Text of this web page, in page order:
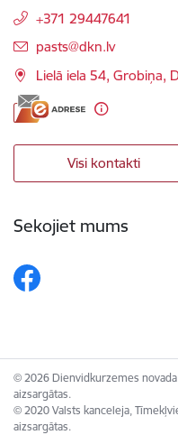
+371 29447641
E-pasts:
pasts@dkn.lv
Lielā iela 54, Grobiņa,
Visi kontakti
Sekojiet mums
© 2026 Dienvidkurzemes
aizsargātas.
© 2020 Valsts kanceleja,
aizsargātas.